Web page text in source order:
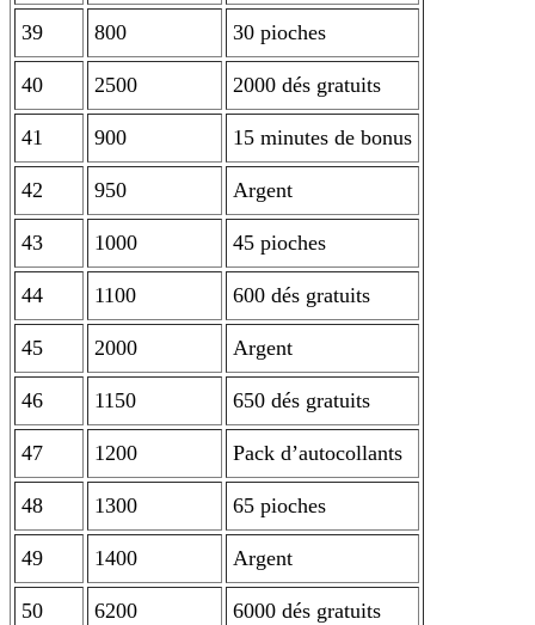
39 800 30 pioches
40 2500 2000 dés gratuits
41 900 15 minutes de bonus
42 950 Argent
43 1000 45 pioches
44 1100 600 dés gratuits
45 2000 Argent
46 1150 650 dés gratuits
47 1200 Pack d’autocollants
48 1300 65 pioches
49 1400 Argent
50 6200 6000 dés gratuits